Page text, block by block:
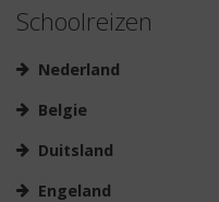
Schoolreizen
Nederland
Belgie
Duitsland
Engeland